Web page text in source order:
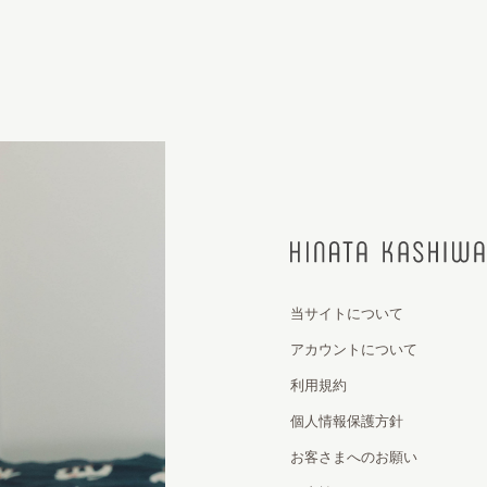
当サイトについて
アカウントについて
利用規約
個人情報保護方針
お客さまへのお願い